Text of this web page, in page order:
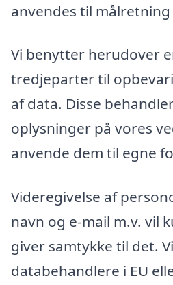
anvendes til
Vi benytter herudover
tredjeparter til
af data. Disse
oplysninger på vores
anvende dem til egne
Videregivelse af
navn og e-mail m.v. vil
giver samtykke til det.
databehandlere i EU